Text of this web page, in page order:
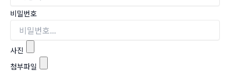
비밀번호
사진
첨부파일